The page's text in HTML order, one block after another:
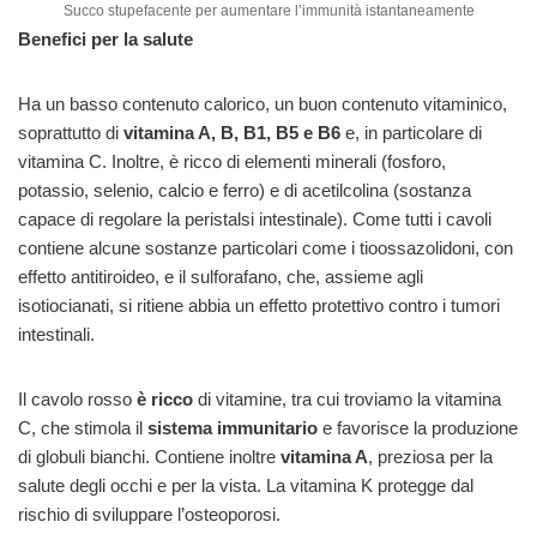
Succo stupefacente per aumentare l’immunità istantaneamente
Benefici per la salute
Ha un basso contenuto calorico, un buon contenuto vitaminico,
soprattutto di vitamina A, B, B1, B5 e B6 e, in particolare di
vitamina C. Inoltre, è ricco di elementi minerali (fosforo,
potassio, selenio, calcio e ferro) e di acetilcolina (sostanza
capace di regolare la peristalsi intestinale). Come tutti i cavoli
contiene alcune sostanze particolari come i tioossazolidoni, con
effetto antitiroideo, e il sulforafano, che, assieme agli
isotiocianati, si ritiene abbia un effetto protettivo contro i tumori
intestinali.
Il cavolo rosso è ricco di vitamine, tra cui troviamo la vitamina
C, che stimola il sistema immunitario e favorisce la produzione
di globuli bianchi. Contiene inoltre vitamina A, preziosa per la
salute degli occhi e per la vista. La vitamina K protegge dal
rischio di sviluppare l’osteoporosi.